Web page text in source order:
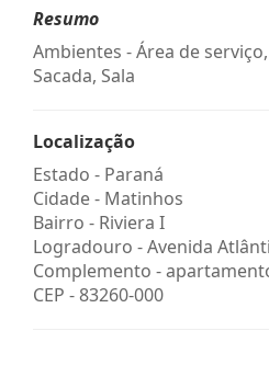
Resumo
Ambientes - Área de
Sacada, Sala
Localização
Estado - Paraná
Cidade - Matinhos
Bairro - Riviera I
Logradouro -Avenida
Complemento -
CEP -83260-000